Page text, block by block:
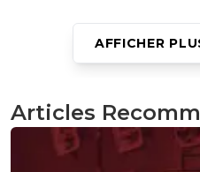
LeFoutreTranslucide
0 + Répondre
torukmakto1
AFFICHER
Articles